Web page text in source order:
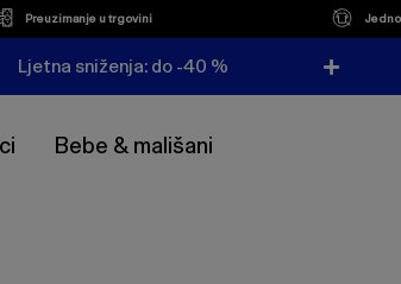
Preuzimanje u trgovini
Ljetna sniženja: do -40 %
Bebe & mališani